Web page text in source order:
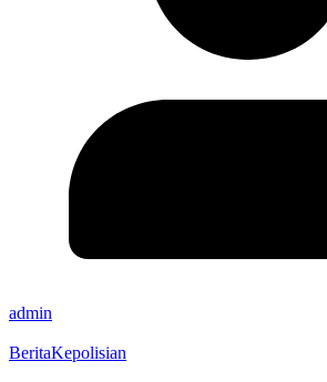
admin
BeritaKepolisian